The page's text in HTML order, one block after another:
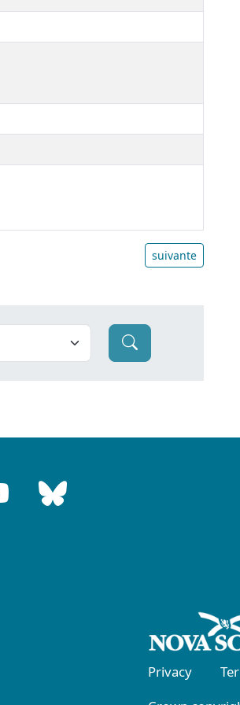
suivante
Privacy